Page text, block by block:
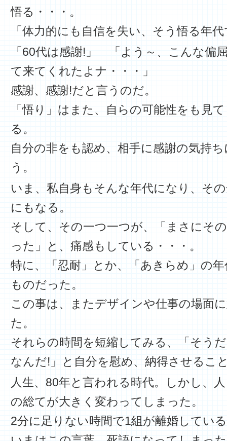
悟る・・・。
「体力的にも自信を失い、そう悟る年
「60代は感謝!」 「よう～、こんな偏
て来てくれたよナ・・・」
感謝、感謝!だと言うのだ。
「悟り」はまた、自らの可能性をも見
る。
自分の非をも認め、相手に感謝の気持
う。
いま、私自身もそんな年代になり、そ
にもなる。
そして、その一つ一つが、「まさにそ
った」と、痛感もしている・・・。
特に、「忍耐」とか、「あきらめ」の
ものだった。
この事は、またデザインや仕事の場面
た。
それらの時間を短縮してみる、「そう
なんだ!」と自分を慰め、納得させるこ
人生、80年と言われる時代。しかし、
の総てが大きく変わってしまった。
2分に足りない時間で1組が離婚してい